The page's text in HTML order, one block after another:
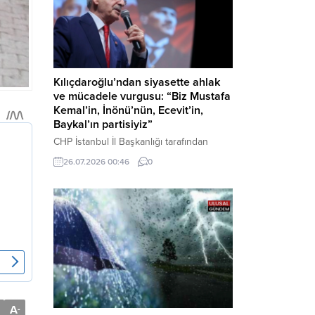
A-
Kılıçdaroğlu’ndan siyasette ahlak
ve mücadele vurgusu: “Biz Mustafa
Kemal’in, İnönü’nün, Ecevit’in,
Baykal’ın partisiyiz”
CHP İstanbul İl Başkanlığı tarafından
düzenlenen Üye Katılım Töreni’nde
konuşan Kemal Kılıçdaroğlu; partinin
beşli çetelerle mücadeleden Aile
Destekleri Sigortası’na kadar birçok kritik
konuda sert ve net mesajlar verdi. Haber
Merkezi – CHP Genel Başkanı Kemal
Kılıçdaroğlu, Rauf Denktaş Kültür
Merkezi’nde gerçekleştirilen ve yeni
üyelere rozetlerinin takıldığı...
26.07.2026 00:46 0